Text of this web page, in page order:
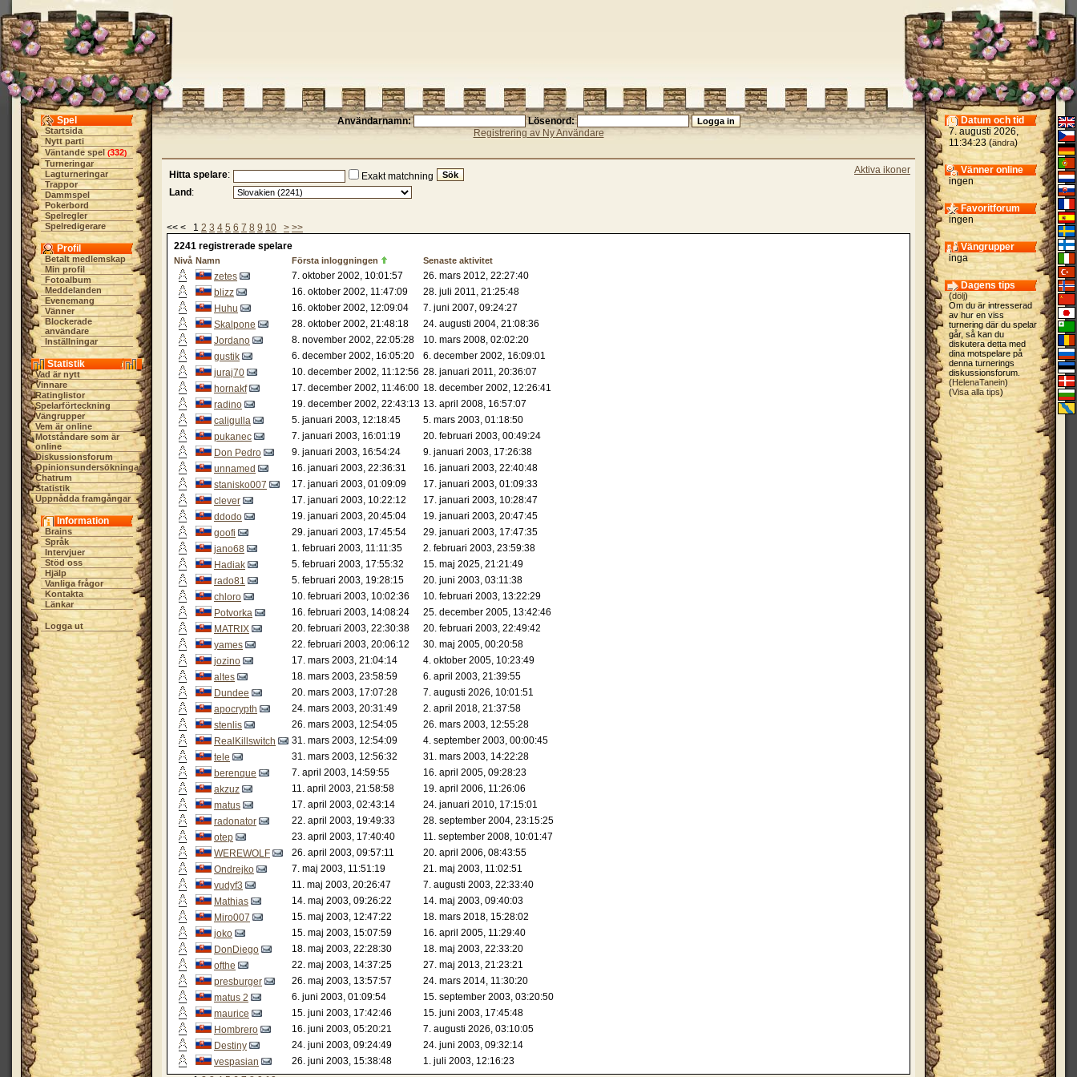
Spel
Startsida
Nytt parti
Väntande spel (332)
Turneringar
Lagturneringar
Trappor
Dammspel
Pokerbord
Spelregler
Spelredigerare
Profil
Betalt medlemskap
Min profil
Fotoalbum
Meddelanden
Evenemang
Vänner
Blockerade
användare
Inställningar
Statistik
Vad är nytt
Vinnare
Ratinglistor
Spelarförteckning
Vängrupper
Vem är online
Motståndare som är
online
Diskussionsforum
Opinionsundersökningar
Chatrum
Statistik
Uppnådda framgångar
Information
Brains
Språk
Intervjuer
Stöd oss
Hjälp
Vanliga frågor
Kontakta
Länkar
Logga ut
Användarnamn:
Lösenord:
Registrering av Ny Användare
Aktiva ikoner
Hitta spelare:
Exakt matchning
Land :
<< < 1 2 3 4 5 6 7 8 9 10 > >>
2241 registrerade spelare
Nivå Namn Första inloggningen Senaste aktivitet
zetes 7. oktober 2002, 10:01:57
26. mars 2012, 22:27:40
blizz
16. oktober 2002, 11:47:09
28. juli 2011, 21:25:48
Huhu
16. oktober 2002, 12:09:04
7. juni 2007, 09:24:27
Skalpone
28. oktober 2002, 21:48:18
24. augusti 2004, 21:08:36
Jordano
8. november 2002, 22:05:28
10. mars 2008, 02:02:20
gustik
6. december 2002, 16:05:20
6. december 2002, 16:09:01
juraj70
10. december 2002, 11:12:56 28. januari 2011, 20:36:07
hornakf
17. december 2002, 11:46:00 18. december 2002, 12:26:41
radino
19. december 2002, 22:43:13 13. april 2008, 16:57:07
caligulla
5. januari 2003, 12:18:45
5. mars 2003, 01:18:50
pukanec
7. januari 2003, 16:01:19
20. februari 2003, 00:49:24
Don Pedro
9. januari 2003, 16:54:24
9. januari 2003, 17:26:38
unnamed
16. januari 2003, 22:36:31
16. januari 2003, 22:40:48
stanisko007
17. januari 2003, 01:09:09
17. januari 2003, 01:09:33
clever
17. januari 2003, 10:22:12
17. januari 2003, 10:28:47
ddodo
19. januari 2003, 20:45:04
19. januari 2003, 20:47:45
goofi
29. januari 2003, 17:45:54
29. januari 2003, 17:47:35
jano68
1. februari 2003, 11:11:35
2. februari 2003, 23:59:38
Hadiak
5. februari 2003, 17:55:32
15. maj 2025, 21:21:49
rado81
5. februari 2003, 19:28:15
20. juni 2003, 03:11:38
chloro
10. februari 2003, 10:02:36
10. februari 2003, 13:22:29
Potvorka
16. februari 2003, 14:08:24
25. december 2005, 13:42:46
MATRIX
20. februari 2003, 22:30:38
20. februari 2003, 22:49:42
yames
22. februari 2003, 20:06:12
30. maj 2005, 00:20:58
jozino
17. mars 2003, 21:04:14
4. oktober 2005, 10:23:49
altes
18. mars 2003, 23:58:59
6. april 2003, 21:39:55
Dundee
20. mars 2003, 17:07:28
7. augusti 2026, 10:01:51
apocrypth
24. mars 2003, 20:31:49
2. april 2018, 21:37:58
stenlis
26. mars 2003, 12:54:05
26. mars 2003, 12:55:28
RealKillswitch
31. mars 2003, 12:54:09
4. september 2003, 00:00:45
tele
31. mars 2003, 12:56:32
31. mars 2003, 14:22:28
berenque
7. april 2003, 14:59:55
16. april 2005, 09:28:23
akzuz
11. april 2003, 21:58:58
19. april 2006, 11:26:06
matus
17. april 2003, 02:43:14
24. januari 2010, 17:15:01
radonator
22. april 2003, 19:49:33
28. september 2004, 23:15:25
otep
23. april 2003, 17:40:40
11. september 2008, 10:01:47
WEREWOLF
26. april 2003, 09:57:11
20. april 2006, 08:43:55
Ondrejko
7. maj 2003, 11:51:19
21. maj 2003, 11:02:51
vudyf3
11. maj 2003, 20:26:47
7. augusti 2003, 22:33:40
Mathias
14. maj 2003, 09:26:22
14. maj 2003, 09:40:03
Miro007
15. maj 2003, 12:47:22
18. mars 2018, 15:28:02
joko
15. maj 2003, 15:07:59
16. april 2005, 11:29:40
DonDiego
18. maj 2003, 22:28:30
18. maj 2003, 22:33:20
ofthe
22. maj 2003, 14:37:25
27. maj 2013, 21:23:21
presburger
26. maj 2003, 13:57:57
24. mars 2014, 11:30:20
matus 2
6. juni 2003, 01:09:54
15. september 2003, 03:20:50
maurice
15. juni 2003, 17:42:46
15. juni 2003, 17:45:48
Hombrero
16. juni 2003, 05:20:21
7. augusti 2026, 03:10:05
Destiny
24. juni 2003, 09:24:49
24. juni 2003, 09:32:14
vespasian
26. juni 2003, 15:38:48
1. juli 2003, 12:16:23
Datum och tid
7. augusti 2026,
11:34:23 (ändra)
Vänner online
ingen
Favoritforum
ingen
Vängrupper
inga
Dagens tips
(dölj)
Om du är intresserad
av hur en viss
turnering där du spelar
går, så kan du
diskutera detta med
dina motspelare på
denna turnerings
diskussionsforum.
(HelenaTanein)
(Visa alla tips)